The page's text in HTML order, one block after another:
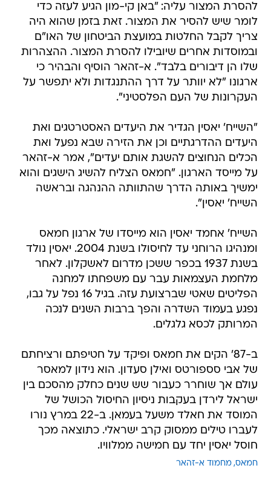
צריך לקבל החלטות במועצת הביטחון של האו"ם
ובמוסדות אחרים שיובילו להסרת המצור. ההצהרות
שלו הן דיבורים בלבד". א-זהאר הוסיף והבהיר כי
ארגונו "לא יוותר על דרך ההתנגדות ולא יתפשר על
העקרונות של העם הפלסטיני".
"השייח' יאסין הגדיר את היעדים האסטרטגים ואת
הכלים הנחוצים להשגת אותם יעדים", אמר א-זהאר
על מייסד הארגון. "חמאס הצליח להשיג הישגים והוא
ימשיך באותה הדרך שהתוותה ההנהגה ובראשה
השייח' יאסין".
השייח' אחמד יאסין הוא מייסדו של ארגון חמאס
בשנת 1937 בכפר ששכן מדרום לאשקלון. לאחר
מלחמת העצמאות עבר עם משפחתו למחנה
הפליטים שאטי שברצועת עזה. בגיל 16 נפל על גבו,
נפגע בעמוד השדרה והפך ברבות השנים לנכה
המרותק לכסא גלגלים.
ב-87' הקים את חמאס ופיקד על חטיפתם ורציחתם
עולם אך שוחרר כעבור שש שנים כחלק מהסכם בין
ישראל לירדן בעקבות ניסיון החיסול הכושל של
המוסד את חאלד משעל בעמאן. ב-22 במרץ נורו
לעברו טילים ממסוק קרב ישראלי. כתוצאה מכך
חוסל יאסין יחד עם חמישה ממלוויו.
חמאס מחמוד א-זהאר